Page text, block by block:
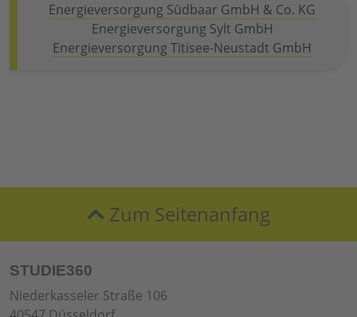
Energieversorgung Südbaar GmbH & Co. KG
Energieversorgung Sylt GmbH
Energieversorgung Titisee-Neustadt GmbH
Zum Seitenanfang
STUDIE360
Niederkasseler Straße 106